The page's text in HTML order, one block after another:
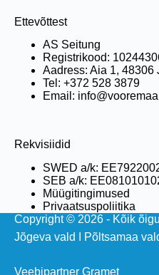
Ettevõttest
AS Seitung
Registrikood:
Aadress: Aia 1, 48306
Tel: +372 528 3879
Email:
Rekvisiidid
SWED a/k:
SEB a/k:
Müügitingimused
Privaatsuspoliitika
Copyright © 2026 - Kõik
Jõgeva vald
Põltsamaa
Veebipartner Gramet